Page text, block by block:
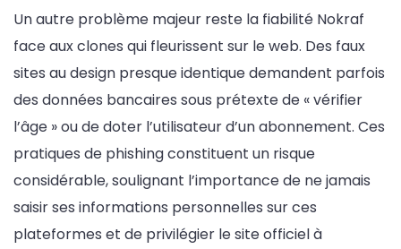
Un autre problème majeur reste la fiabilité Nokraf
face aux clones qui fleurissent sur le web. Des faux
sites au design presque identique demandent parfois
des données bancaires sous prétexte de « vérifier
l’âge » ou de doter l’utilisateur d’un abonnement. Ces
pratiques de phishing constituent un risque
considérable, soulignant l’importance de ne jamais
saisir ses informations personnelles sur ces
plateformes et de privilégier le site officiel à